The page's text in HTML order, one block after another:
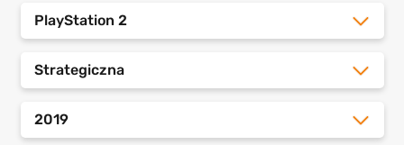
PlayStation 2
Strategiczna
2019